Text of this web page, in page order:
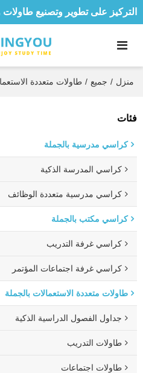
التركيز على تطوير وتصنيع طاولات
منزل / جميع / طاولات متعددة
فئات
كراسي مدرسية بالجملة
كراسي المدرسة الذكية
كراسي مدرسية متعددة الوظائف
كراسي مكتب بالجملة
كراسي غرفة التدريب
كراسي غرفة اجتماعات المؤتمر
طاولات متعددة الاستعمالات بالجملة
جداول الفصول الدراسية الذكية
طاولات التدريب
طاولات اجتماعات